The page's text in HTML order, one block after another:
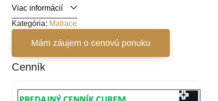
Viac informácií
Kategória: Matrace
Mám záujem o cenovú ponuku
Cenník